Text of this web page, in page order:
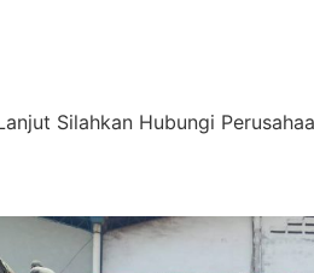
Silahkan Hubungi